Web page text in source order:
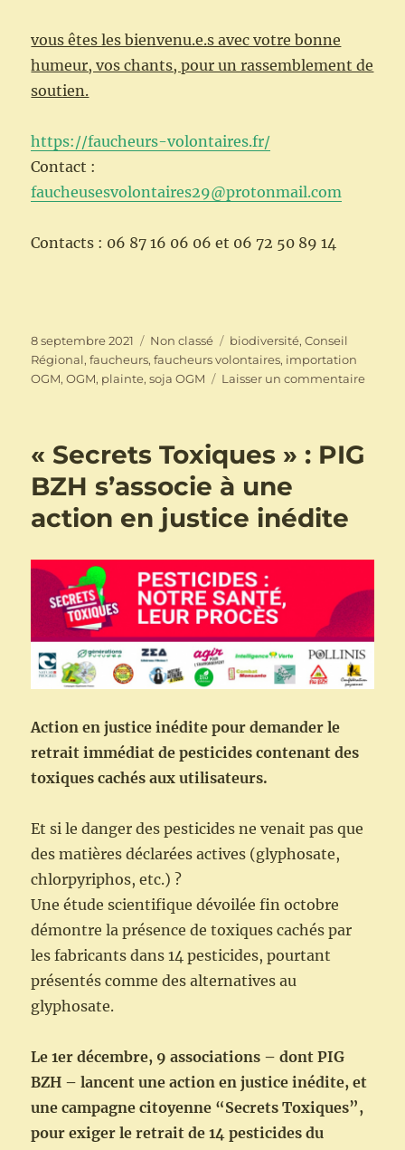
vous êtes les bienvenu.e.s avec votre bonne
humeur, vos chants, pour un rassemblement de
soutien.
https://faucheurs-volontaires.fr/
Contact :
faucheusesvolontaires29@protonmail.com
Contacts : 06 87 16 06 06 et 06 72 50 89 14
Publié
le
8 septembre 2021 Catégories
Non classé Étiquettes
biodiversité,Conseil
Régional,faucheurs,faucheurs volontaires, importation
OGM,OGM, plainte,soja OGM Laisser un commentairesur
« Secrets Toxiques » : PIG
BZH s’associe à une
action en justice inédite
Action en justice inédite pour demander le
retrait immédiat de pesticides contenant des
toxiques cachés aux utilisateurs.
Et si le danger des pesticides ne venait pas que
des matières déclarées actives (glyphosate,
chlorpyriphos​, etc.) ?
Une étude scientifique​ dévoilée fin octobre
démontre la présence de toxiques cachés par
les fabricants dans 14 pesticides, pourtant
présentés comme des alternatives au
glyphosate.
Le 1er décembre, ​9 associations – dont PIG
BZH – lancent une action en justice inédite, et
unecampagne citoyenne “​Secrets Toxiques​”,
pour exiger le retrait de 14 pesticides du